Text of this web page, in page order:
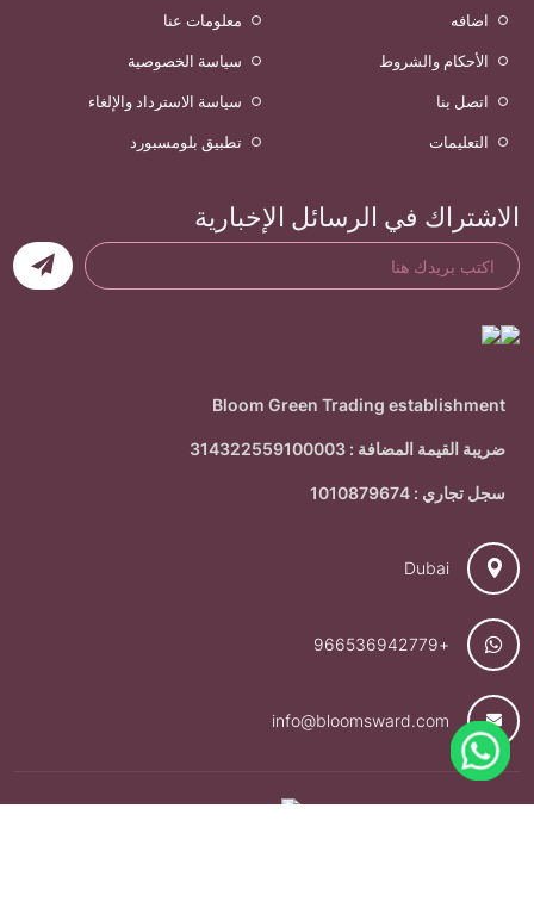
اضافه معلومات عنا
الأحكام والشروط سياسة الخصوصية
اتصل بنا سياسة الاسترداد والإلغاء
التعليمات تطبيق بلومسبورد
الاشتراك في الرسائل الإخبارية
Bloom Green Trading establishment
ضريبة القيمة المضافة : 314322559100003
سجل تجاري : 1010879674
Dubai
+966536942779
info@bloomsward.com